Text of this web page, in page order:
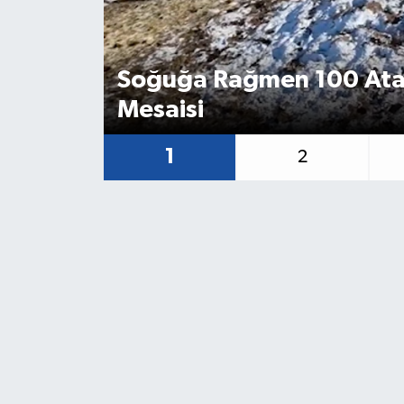
Soğuğa Rağmen 100
Mesaisi
1 2